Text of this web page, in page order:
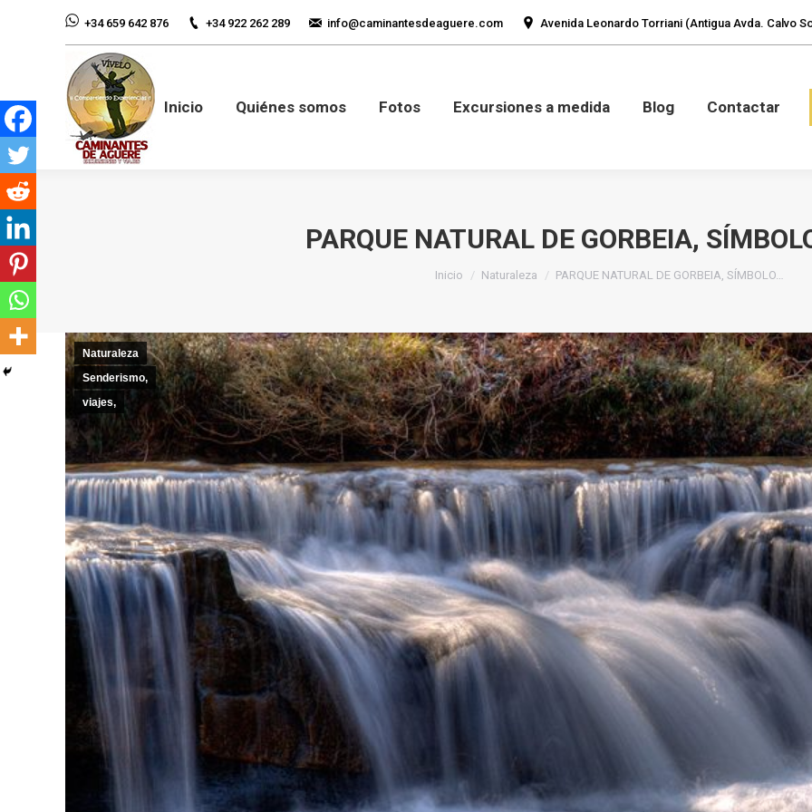
+34 659 642 876 +34 922 262 289 info@caminantesdeaguere.com Avenida Leonardo Torriani (Antigua Avda. Calvo
Inicio Quiénes somos Fotos Excursiones a medida Blog Contactar
PARQUE NATURAL DE GORBEIA,
Estás aquí:
Inicio Naturaleza PARQUE NATURAL DE GORBEIA, SÍMBOLO…
Naturaleza
Senderismo,
viajes,